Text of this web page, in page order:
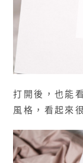
打開後，也能
風格，看起來